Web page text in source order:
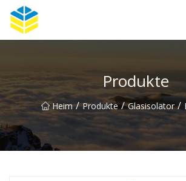
Produkte
Heim / Produkte / Glasisolator /